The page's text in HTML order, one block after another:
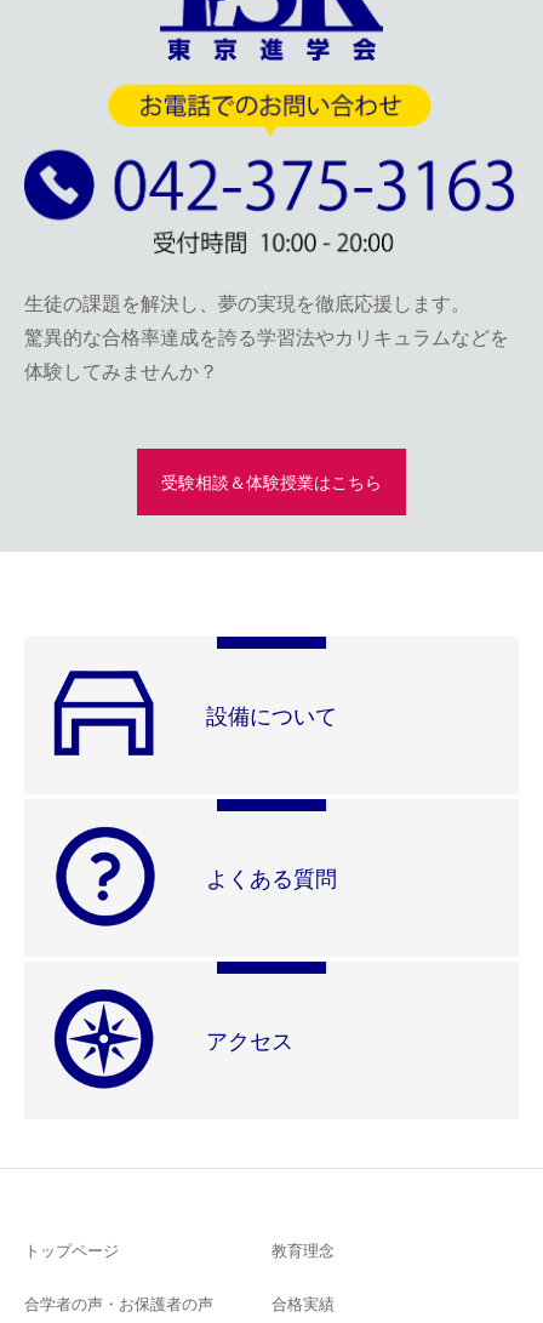
生徒の課題を解決し、夢の実現を徹底応援します。
驚異的な合格率達成を誇る学習法やカリキュラムなどを
体験してみませんか？
受験相談＆体験授業はこちら
設備について
よくある質問
アクセス
トップページ 教育理念
合学者の声・お保護者の声 合格実績